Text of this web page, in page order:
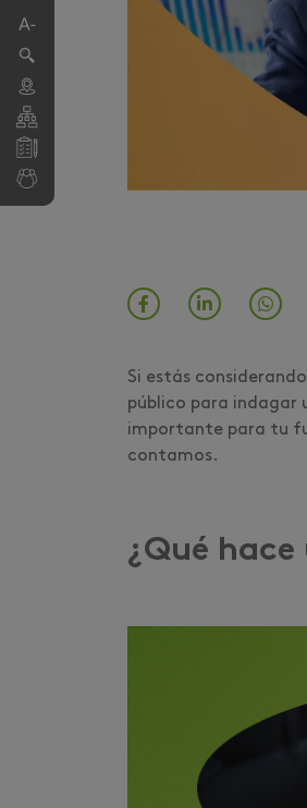
Si estás
público para indagar
importante para tu
contamos.
¿Qué